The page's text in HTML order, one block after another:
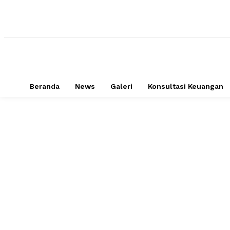
Beranda News Galeri Konsultasi Keuangan